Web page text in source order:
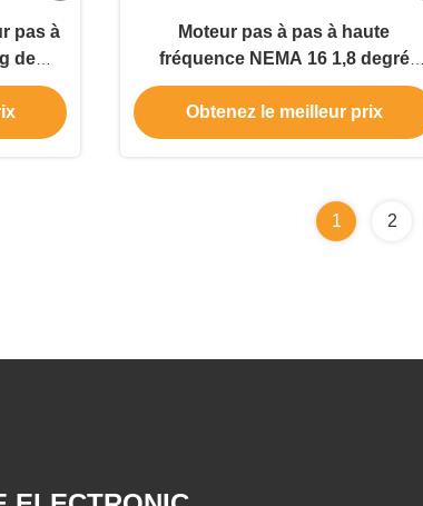
pas à
de
Moteur pas à pas à haute
fréquence NEMA 16 1,8 degré
corps 39 mm pour imprimante 3D
Obtenez le meilleur prix
1 2